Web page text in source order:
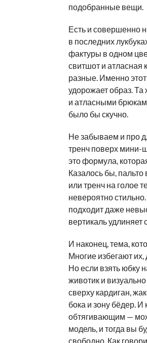
подобранные вещи.
Есть и совершенно
в последних
фактуры в одном
свитшот и атласная
разные. Именно
удорожает образ.
и атласными
было бы скучно.
Не забываем и про
тренч поверх мини-
это формула,
Казалось бы,
или тренч на голое
невероятно
подходит даже
вертикаль удлиняет
И наконец, тема,
Многие избегают
Но если взять юбку
животик и
сверху кардиган,
бока и зону бёдер. И
обтягивающим —
модель, и тогда вы
свободно. Как